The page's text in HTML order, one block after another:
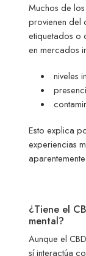
Muchos de
provienen del
etiquetados o
en mercados
niveles
Esto explica
experiencias
¿Tiene el
mental?
Aunque el
sí interactúa